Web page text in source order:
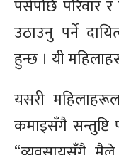
पसेपछि परिवार र
उठाउनु पर्ने
हुन्छ । यी
यसरी
कमाइसँगै सन्तुष्टि